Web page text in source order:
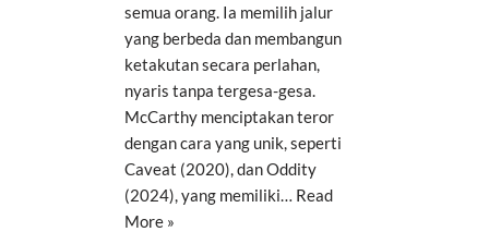
semua orang. Ia memilih jalur
yang berbeda dan membangun
ketakutan secara perlahan,
nyaris tanpa tergesa-gesa.
McCarthy menciptakan teror
dengan cara yang unik, seperti
Caveat (2020), dan Oddity
(2024), yang memiliki… Read
More »